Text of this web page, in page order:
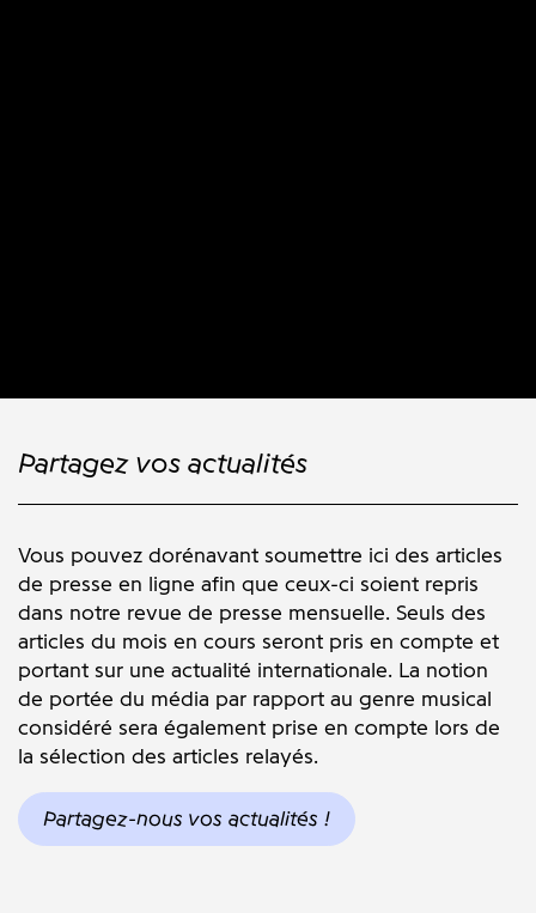
Partagez vos actualités
Vous pouvez dorénavant soumettre ici des articles
de presse en ligne afin que ceux-ci soient repris
dans notre revue de presse mensuelle. Seuls des
articles du mois en cours seront pris en compte et
portant sur une actualité internationale. La notion
de portée du média par rapport au genre musical
considéré sera également prise en compte lors de
la sélection des articles relayés.
Partagez-nous vos actualités !